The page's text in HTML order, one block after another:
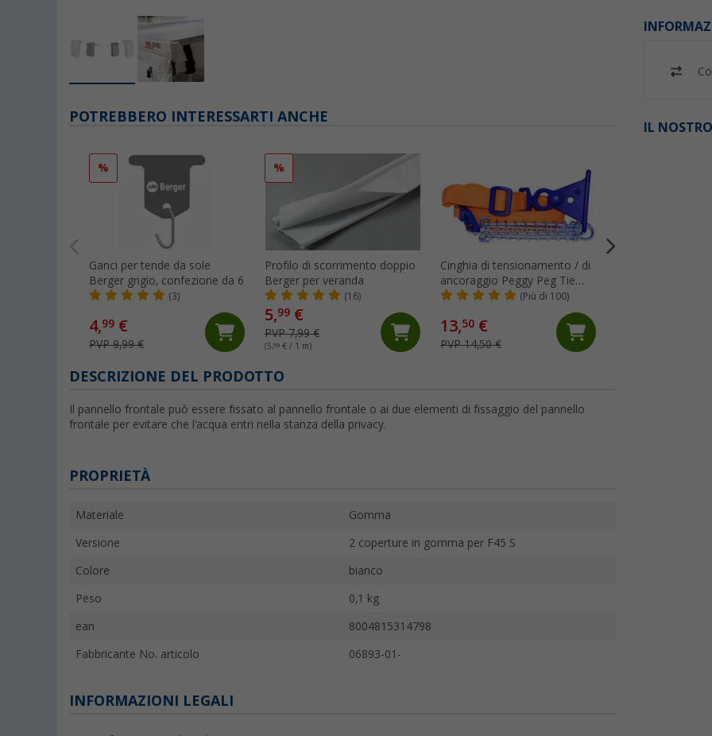
IL
POTREBBERO INTERESSARTI ANCHE
%
Ganci per tende da sole
Berger grigio, confezione da 6
(3)
4,99 €
PVP 9,99 €
%
Profilo di scorrimento doppio
Berger per veranda
(16)
5,99 €
PVP 7,99 €
(5,99 € / 1 m)
Cinghia di tensionamento / di
ancoraggio Peggy Peg Tie
Strap per tendalini(Più di 100)
13,50 €
PVP 14,50 €
DESCRIZIONE DEL PRODOTTO
Il pannello frontale può essere fissato al pannello frontale o ai due elementi di fissaggio del pannello
frontale per evitare che l'acqua entri nella stanza della privacy.
PROPRIETÀ
Materiale Gomma
Versione 2 coperture in gomma per F45 S
Colore bianco
Peso 0,1 kg
ean 8004815314798
Fabbricante No. articolo 06893-01-
INFORMAZIONI LEGALI